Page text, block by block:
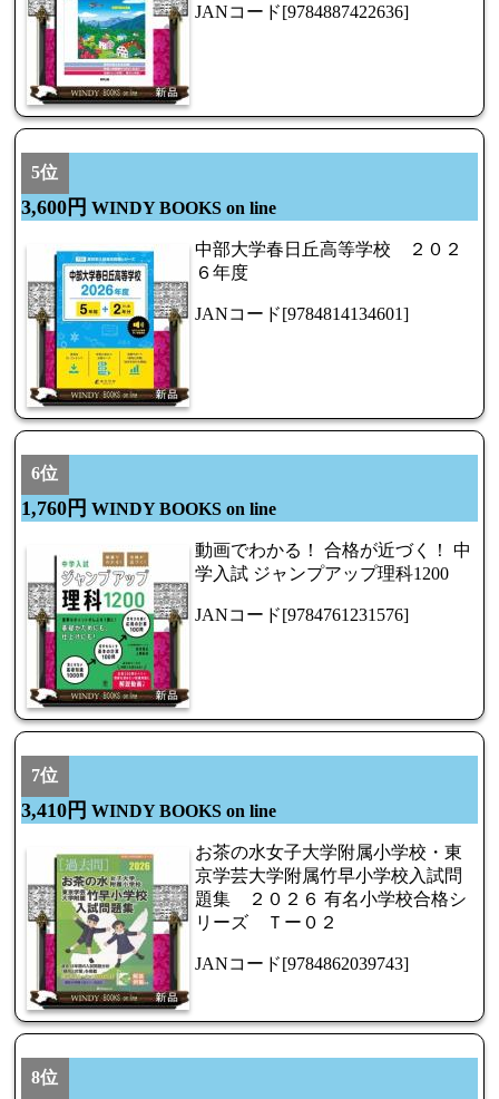
JANコード[9784887422636]
5位
3,600円 WINDY BOOKS on line
中部大学春日丘高等学校 ２０２
６年度
JANコード[9784814134601]
6位
1,760円 WINDY BOOKS on line
動画でわかる！ 合格が近づく！ 中
学入試 ジャンプアップ理科1200
JANコード[9784761231576]
7位
3,410円 WINDY BOOKS on line
お茶の水女子大学附属小学校・東
京学芸大学附属竹早小学校入試問
題集 ２０２６ 有名小学校合格シ
リーズ Ｔー０２
JANコード[9784862039743]
8位